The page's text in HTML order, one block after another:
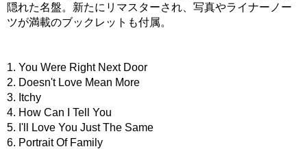
隠れた名盤。新たにリマスターされ、写真やライナーノー
ツが満載のブックレットも付属。
1. You Were Right Next Door
2. Doesn't Love Mean More
3. Itchy
4. How Can I Tell You
5. I'll Love You Just The Same
6. Portrait Of Family